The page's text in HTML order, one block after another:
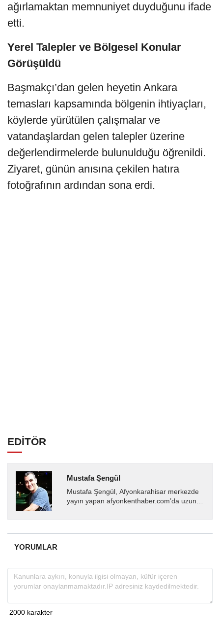
ağırlamaktan memnuniyet duyduğunu ifade
etti.
Yerel Talepler ve Bölgesel Konular
Görüşüldü
Başmakçı’dan gelen heyetin Ankara
temasları kapsamında bölgenin ihtiyaçları,
köylerde yürütülen çalışmalar ve
vatandaşlardan gelen talepler üzerine
değerlendirmelerde bulunulduğu öğrenildi.
Ziyaret, günün anısına çekilen hatıra
fotoğrafının ardından sona erdi.
EDİTÖR
Mustafa Şengül
Mustafa Şengül, Afyonkarahisar merkezde
yayın yapan afyonkenthaber.com’da uzun
almakta, haber akışı...
YORUMLAR